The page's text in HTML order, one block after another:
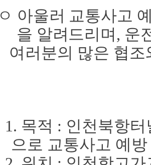
ㅇ 아울러 교통사고
을 알려드리며 , 운
여러분의 많은 협
1. 목적 : 인천북항
으로 교통사고 예방